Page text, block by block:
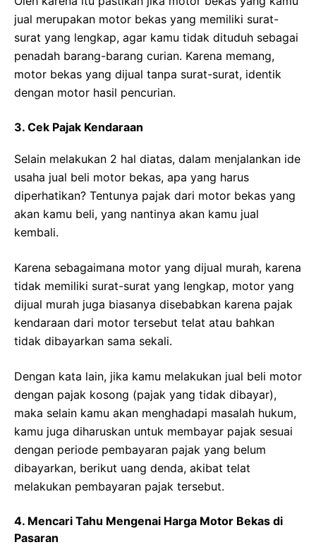
jual merupakan motor bekas yang memiliki surat-
surat yang lengkap, agar kamu tidak dituduh sebagai
penadah barang-barang curian. Karena memang,
motor bekas yang dijual tanpa surat-surat, identik
dengan motor hasil pencurian.
3. Cek Pajak Kendaraan
Selain melakukan 2 hal diatas, dalam menjalankan ide
usaha jual beli motor bekas, apa yang harus
diperhatikan? Tentunya pajak dari motor bekas yang
akan kamu beli, yang nantinya akan kamu jual
kembali.
Karena sebagaimana motor yang dijual murah, karena
tidak memiliki surat-surat yang lengkap, motor yang
dijual murah juga biasanya disebabkan karena pajak
kendaraan dari motor tersebut telat atau bahkan
tidak dibayarkan sama sekali.
Dengan kata lain, jika kamu melakukan jual beli motor
dengan pajak kosong (pajak yang tidak dibayar),
maka selain kamu akan menghadapi masalah hukum,
kamu juga diharuskan untuk membayar pajak sesuai
dengan periode pembayaran pajak yang belum
dibayarkan, berikut uang denda, akibat telat
melakukan pembayaran pajak tersebut.
4. Mencari Tahu Mengenai Harga Motor Bekas di
Pasaran